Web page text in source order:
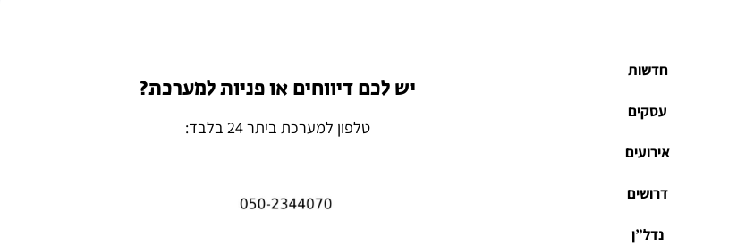
חדשות
עסקים
אירועים
דרושים
נדל”ן
יש לכם דיווחים או פניות למערכת?
טלפון למערכת ביתר 24 בלבד: